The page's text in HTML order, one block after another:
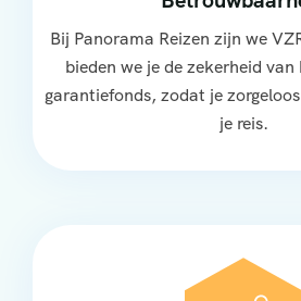
Bij Panorama Reizen zijn we
bieden we je de zekerheid
garantiefonds, zodat je
je reis.